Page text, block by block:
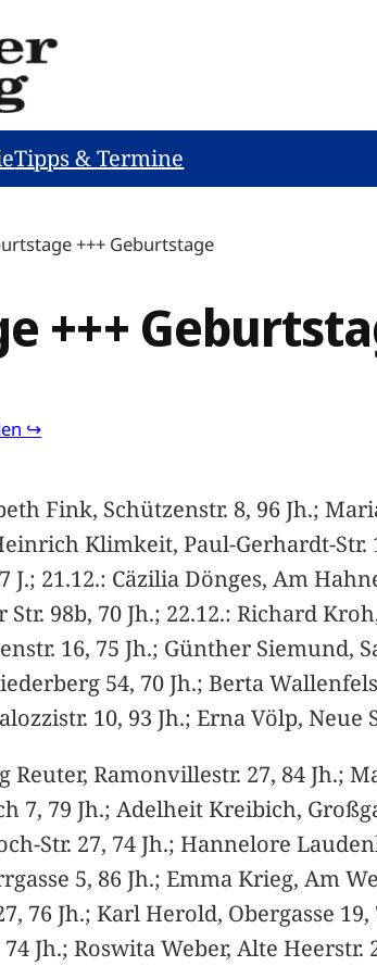
Tipps & Termine
+++ Geburtstage
+++
↪
Fink, Schützenstr. 8, 96 Jh.;
Klimkeit, Paul-Gerhardt-
21.12.: Cäzilia Dönges, Am
98b, 70 Jh.; 22.12.: Richard
16, 75 Jh.; Günther Siemund,
54, 70 Jh.; Berta
10, 93 Jh.; Erna Völp, Neue
Reuter, Ramonvillestr. 27, 84 Jh.;
7, 79 Jh.; Adelheit Kreibich,
Str. 27, 74 Jh.; Hannelore
5, 86 Jh.; Emma Krieg, Am
76 Jh.; Karl Herold, Obergasse
Jh.; Roswita Weber, Alte